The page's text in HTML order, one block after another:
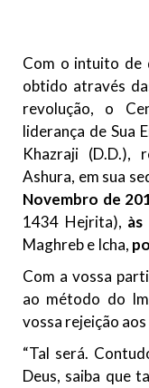
Com o intuito de
obtido através
revolução, o
liderança de Sua
Khazraji (D.D.),
Ashura, em sua
Novembro de
1434 Hejrita), às
Maghreb e Icha,
Com a vossa
ao método do
vossa rejeição
“Tal será.
Deus, saiba que